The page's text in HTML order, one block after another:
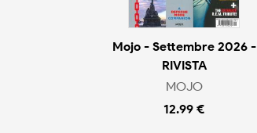
Mojo - Settembre 2026 -
RIVISTA
MOJO
12.99 €